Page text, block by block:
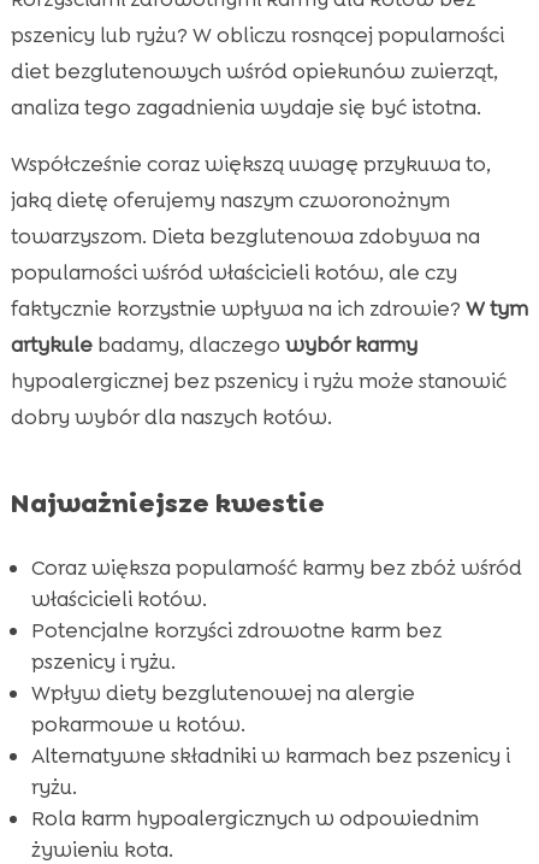
 Alergie pokarmowe u kotów
 Jakie są alternatywy dla karm zawierających
pszenicę i ryż?
 Popularne składniki zastępujące pszenicę i ryż
w karmie
 Jak wybrać odpowiednią karmę dla kota bez
pszenicy i ryżu?
 Karma bez zbóż – co to znaczy?
 Marki oferujące karmę bez pszenicy i ryżu
 CricksyCat – doskonały wybór dla kota
 Jasper – sucha karma dla kota
 Purrfect Life – idealny żwirek dla kota
odpowiednia dla każdego kota?
 Podsumowanie korzyści karmy bez pszenicy i
ryżu
Wniosek
FAQ
pszenicy lub ryżu? W obliczu rosnącej popularności
diet bezglutenowych wśród opiekunów zwierząt,
analiza tego zagadnienia wydaje się być istotna.
Współcześnie coraz większą uwagę przykuwa to,
jaką dietę oferujemy naszym czworonożnym
towarzyszom. Dieta bezglutenowa zdobywa na
popularności wśród właścicieli kotów, ale czy
faktycznie korzystnie wpływa na ich zdrowie? W tym
artykulebadamy, dlaczego wybór karmy
hypoalergicznej bez pszenicy i ryżu może stanowić
dobry wybór dla naszych kotów.
Najważniejsze kwestie
Coraz większa popularność karmy bez zbóż wśród
właścicieli kotów.
Potencjalne korzyści zdrowotne karm bez
pszenicy i ryżu.
Wpływ diety bezglutenowej na alergie
pokarmowe u kotów.
Alternatywne składniki w karmach bez pszenicy i
ryżu.
Rola karm hypoalergicznych w odpowiednim
żywieniu kota.